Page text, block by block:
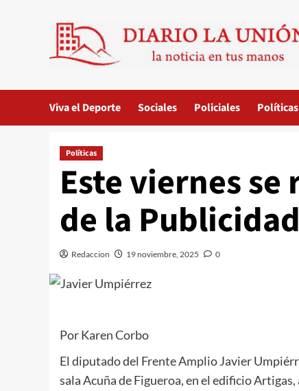
Viva el Deporte Sociales Policiales Políticas
Políticas
Este viernes
de la
Redaccion 19 noviembre, 2025 0
Por Karen Corbo
El diputado del Frente Amplio Javier
sala Acuña de Figueroa, en el edificio